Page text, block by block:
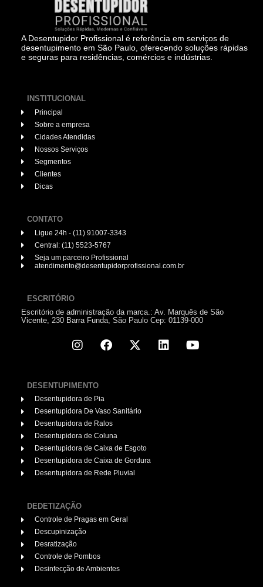
A Desentupidor Profissional é referência em serviços de
desentupimento em São Paulo, oferecendo soluções rápidas
e seguras para residências, comércios e indústrias.
INSTITUCIONAL
Principal
Sobre a empresa
Cidades Atendidas
Nossos Serviços
Segmentos
Clientes
Dicas
CONTATO
Ligue 24h - (11) 91007-3343
Central: (11) 5523-5767
Seja um parceiro Profissional
atendimento@desentupidorprofissional.com.br
ESCRITÓRIO
Escritório de administração da marca.: Av. Marquês de São
Vicente, 230 Barra Funda, São Paulo Cep: 01139-000
DESENTUPIMENTO
Desentupidora de Pia
Desentupidora De Vaso Sanitário
Desentupidora de Ralos
Desentupidora de Coluna
Desentupidora de Caixa de Esgoto
Desentupidora de Caixa de Gordura
Desentupidora de Rede Pluvial
DEDETIZAÇÃO
Controle de Pragas em Geral
Descupinização
Desratização
Controle de Pombos
Desinfecção de Ambientes